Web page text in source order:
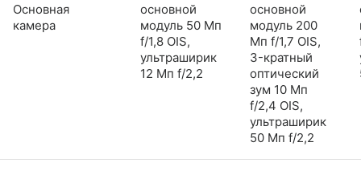
Основная
камера
основной
модуль 50 Мп
f/1,8 OIS,
ультраширик
12 Мп f/2,2
основной
модуль 200
Мп f/1,7 OIS,
3-кратный
оптический
зум 10 Мп
f/2,4 OIS,
ультраширик
50 Мп f/2,2